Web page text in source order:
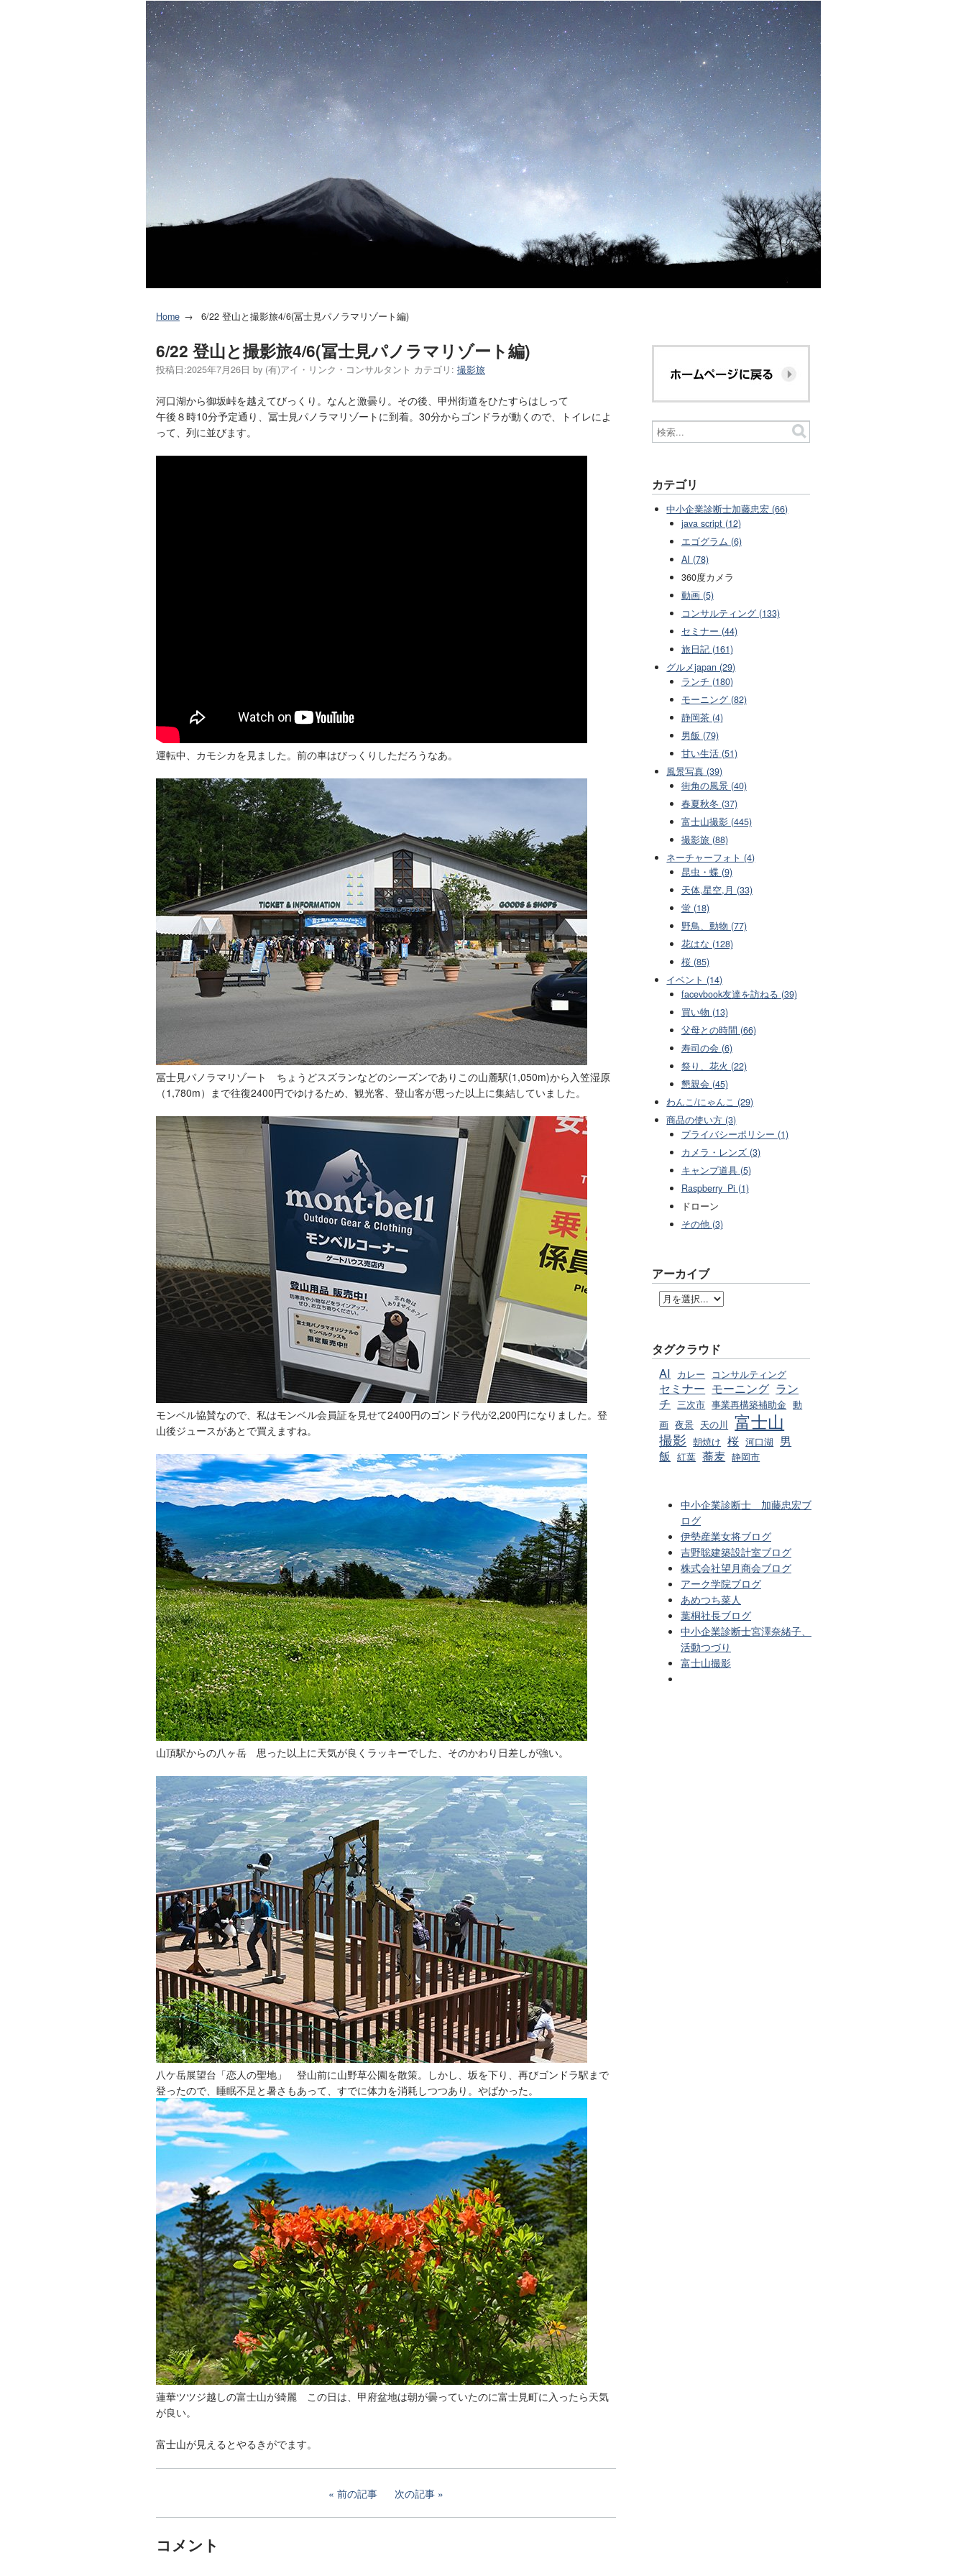
Home 6/22 登山と撮影旅4/6(冨士見パノラマリゾート編)
6/22 登山と撮影旅4/6(冨士見パノラマリゾート編)
投稿日:2025年7月26日 by (有)アイ・リンク・コンサルタント カテゴリ: 撮影旅
河口湖から御坂峠を越えてびっくり。なんと激曇り。その後、甲州街道をひたすらはしって
午後８時10分予定通り、冨士見パノラマリゾートに到着。30分からゴンドラが動くので、トイレによ
って、列に並びます。
運転中、カモシカを見ました。前の車はびっくりしただろうなあ。
冨士見パノラマリゾート ちょうどスズランなどのシーズンでありこの山麓駅(1,050m)から入笠湿原
（1,780m）まで往復2400円でゆけるため、観光客、登山客が思った以上に集結していました。
モンベル協賛なので、私はモンベル会員証を見せて2400円のゴンドラ代が2,200円になりました。登
山後ジュースがあとで買えますね。
山頂駅からの八ヶ岳 思った以上に天気が良くラッキーでした、そのかわり日差しが強い。
八ケ岳展望台「恋人の聖地」 登山前に山野草公園を散策。しかし、坂を下り、再びゴンドラ駅まで
登ったので、睡眠不足と暑さもあって、すでに体力を消耗しつつあり。やばかった。
蓮華ツツジ越しの富士山が綺麗 この日は、甲府盆地は朝が曇っていたのに富士見町に入ったら天気
が良い。
富士山が見えるとやるきがでます。
前の記事 次の記事
コメント
カテゴリ
中小企業診断士加藤忠宏 (66)
java script (12)
エゴグラム (6)
AI (78)
360度カメラ
動画 (5)
コンサルティング (133)
セミナー (44)
旅日記 (161)
グルメjapan (29)
ランチ (180)
モーニング (82)
静岡茶 (4)
男飯 (79)
甘い生活 (51)
風景写真 (39)
街角の風景 (40)
春夏秋冬 (37)
富士山撮影 (445)
撮影旅 (88)
ネーチャーフォト (4)
昆虫・蝶 (9)
天体,星空,月 (33)
蛍 (18)
野鳥、動物 (77)
花はな (128)
桜 (85)
イベント (14)
facevbook友達を訪ねる (39)
買い物 (13)
父母との時間 (66)
寿司の会 (6)
祭り、花火 (22)
懇親会 (45)
わんこ/にゃんこ (29)
商品の使い方 (3)
プライバシーポリシー (1)
カメラ・レンズ (3)
キャンプ道具 (5)
Raspberry_Pi (1)
ドローン
その他 (3)
アーカイブ
タグクラウド
AI カレー コンサルティング
セミナー モーニング ラン
チ 三次市 事業再構築補助金 動
画 夜景 天の川 富士山
撮影 朝焼け 桜 河口湖
男
飯
紅葉 蕎麦 静岡市
中小企業診断士 加藤忠宏ブ
ログ
伊勢産業女将ブログ
吉野聡建築設計室ブログ
株式会社望月商会ブログ
アーク学院ブログ
あめつち菜人
葉桐社長ブログ
中小企業診断士宮澤奈緒子、
活動つづり
富士山撮影